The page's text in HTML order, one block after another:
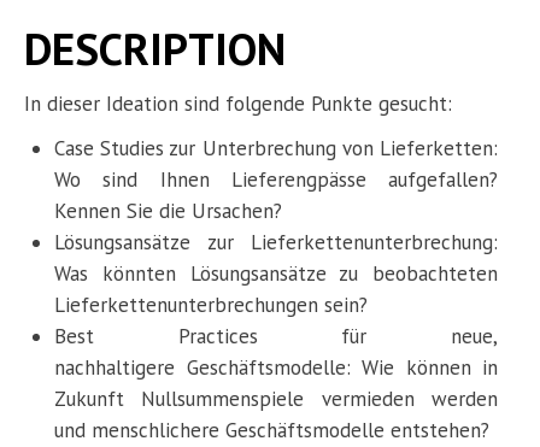
DESCRIPTION
In dieser Ideation sind folgende Punkte gesucht:
Case Studies zur Unterbrechung von Lieferketten:
Wo sind Ihnen Lieferengpässe aufgefallen?
Kennen Sie die Ursachen?
Lösungsansätze zur Lieferkettenunterbrechung:
Was könnten Lösungsansätze zu beobachteten
Lieferkettenunterbrechungen sein?
Best Practices für neue,
nachhaltigere Geschäftsmodelle: Wie können in
Zukunft Nullsummenspiele vermieden werden
und menschlichere Geschäftsmodelle entstehen?